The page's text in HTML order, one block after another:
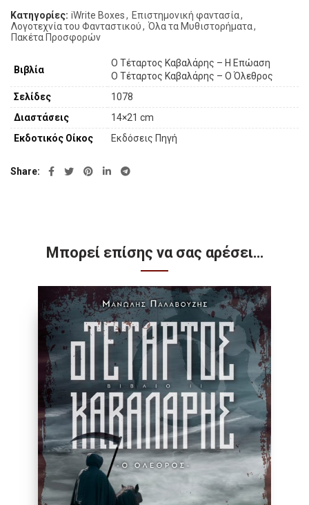
Κατηγορίες: iWrite Boxes, Επιστημονική φαντασία,
Λογοτεχνία του Φανταστικού, Όλα τα Μυθιστορήματα,
Πακέτα Προσφορών
Βιβλία
Ο Τέταρτος Καβαλάρης – Η Επώαση
Ο Τέταρτος Καβαλάρης – Ο Όλεθρος
Σελίδες
1078
Διαστάσεις
14×21 cm
Εκδοτικός Οίκος
Εκδόσεις Πηγή
Share
Μπορεί επίσης να σας αρέσει…